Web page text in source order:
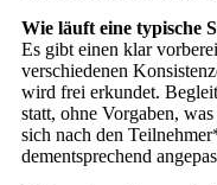
Wie läuft eine typische
Es gibt einen klar
verschiedenen
wird frei erkundet.
statt, ohne Vorgaben,
sich nach den
dementsprechend